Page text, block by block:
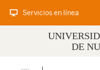
Servicios en línea
DE